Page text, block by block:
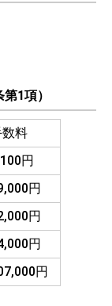
1項）
料
円
円
円
円
円